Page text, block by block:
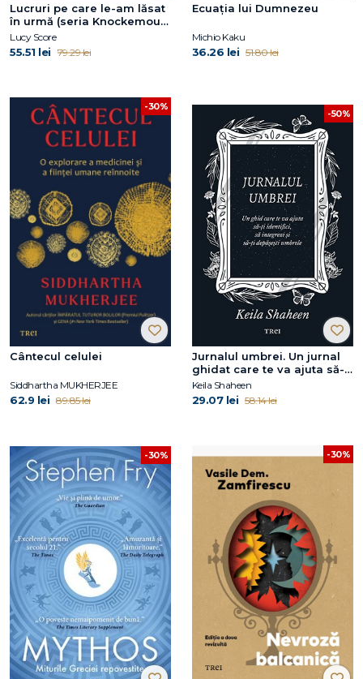
Lucruri pe care le-am lăsat
în urmă (seria Knockemout,
vol. 3)
Lucy Score
55.51 lei 79.29 lei
Ecuația lui Dumnezeu
Michio Kaku
36.26 lei 51.80 lei
-30%
Cântecul celulei
Siddhartha MUKHERJEE
62.9 lei 89.85 lei
-50%
Jurnalul umbrei. Un jurnal
ghidat care te va ajuta să-ți
identifici, să integrezi și să-
ți depășești umbrele
Keila Shaheen
29.07 lei 58.14 lei
-30% -30%